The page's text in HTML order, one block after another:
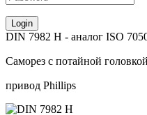
DIN 7982 H - аналог ISO
Саморез с потайной головкой
привод Phillips